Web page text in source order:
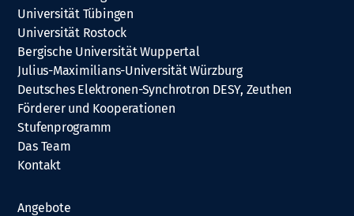
Universität Tübingen
Universität Rostock
Bergische Universität Wuppertal
Julius-Maximilians-Universität Würzburg
Deutsches Elektronen-Synchrotron DESY, Zeuthen
Förderer und Kooperationen
Stufenprogramm
Das Team
Kontakt
Angebote